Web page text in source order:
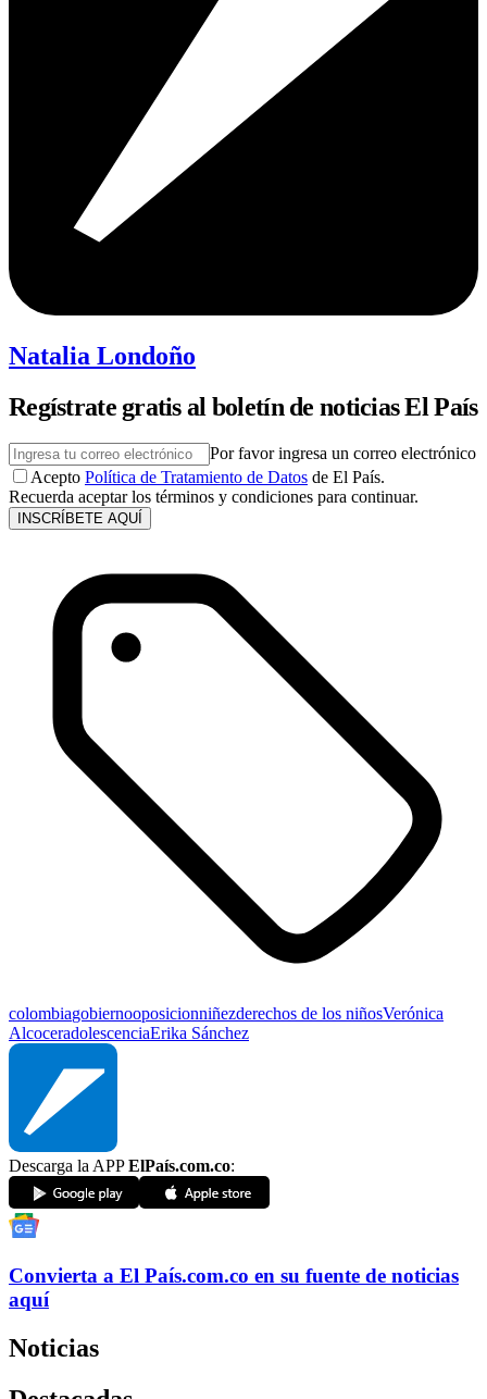
Natalia Londoño
Regístrate gratis al boletín de noticias El País
Por favor ingresa un correo electrónico
Acepto Política de Tratamiento de Datos de El País.
Recuerda aceptar los términos y condiciones para continuar.
INSCRÍBETE AQUÍ
colombiagobiernooposicionniñezderechos de los niñosVerónica
AlcoceradolescenciaErika Sánchez
Descarga la APPElPaís.com.co:
Convierta a El País.com.co en su fuente de noticias
aquí
Noticias